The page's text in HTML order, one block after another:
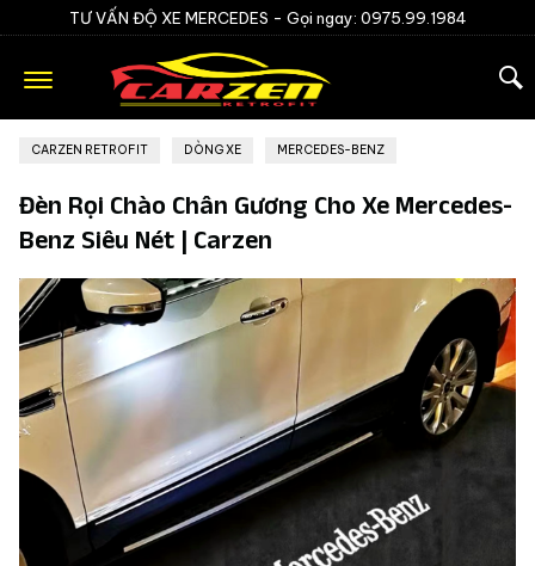
TƯ VẤN ĐỘ XE MERCEDES - Gọi ngay: 0975.99.1984
CARZEN RETROFIT DÒNG XE MERCEDES-BENZ
Đèn Rọi Chào Chân Gương Cho Xe Mercedes-
Benz Siêu Nét | Carzen